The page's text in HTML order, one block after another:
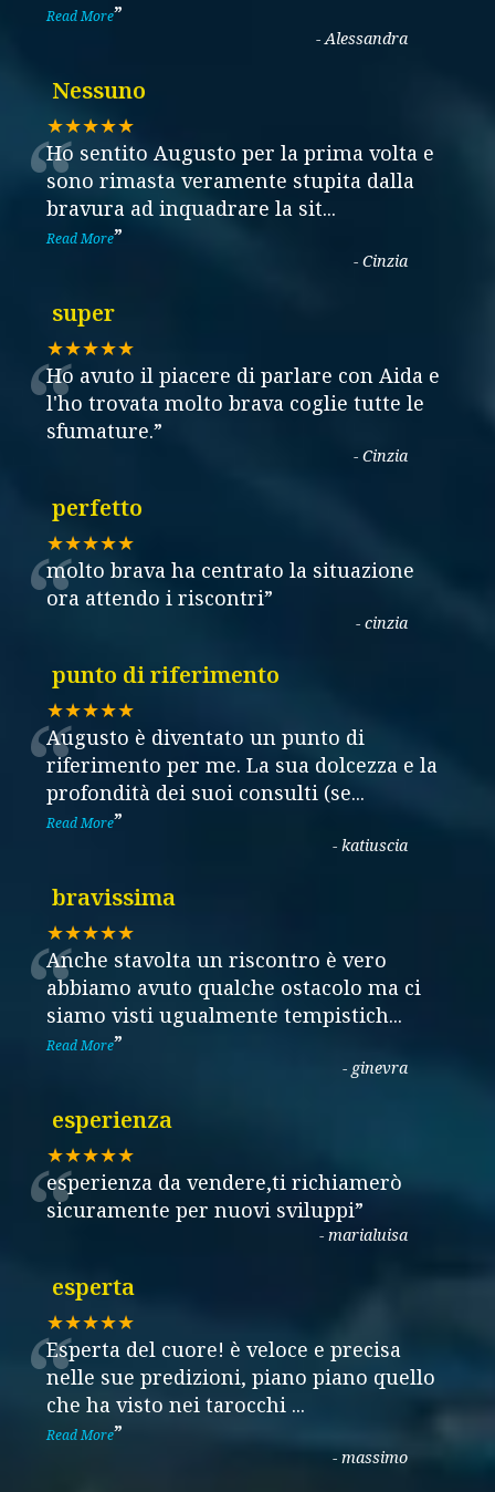
Read More”
-Alessandra
Nessuno
★★★★★
“
Ho sentito Augusto per la prima volta e
sono rimasta veramente stupita dalla
bravura ad inquadrare la sit...
Read More”
-Cinzia
super
★★★★★
“
Ho avuto il piacere di parlare con Aida e
l'ho trovata molto brava coglie tutte le
sfumature.”
-Cinzia
perfetto
★★★★★
“
molto brava ha centrato la situazione
ora attendo i riscontri”
-cinzia
punto di riferimento
★★★★★
“
Augusto è diventato un punto di
riferimento per me. La sua dolcezza e la
profondità dei suoi consulti (se...
Read More”
-katiuscia
bravissima
★★★★★
“
Anche stavolta un riscontro è vero
abbiamo avuto qualche ostacolo ma ci
siamo visti ugualmente tempistich...
Read More”
- ginevra
esperienza
★★★★★
“
esperienza da vendere,ti richiamerò
sicuramente per nuovi sviluppi”
-marialuisa
esperta
★★★★★
“
Esperta del cuore! è veloce e precisa
nelle sue predizioni, piano piano quello
che ha visto nei tarocchi ...
Read More”
-massimo